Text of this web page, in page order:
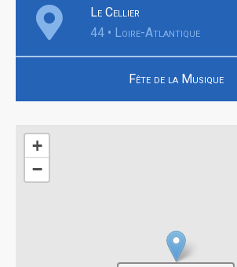
Le Cellier
44 • Loire-Atlantique
Fête de la Musique
+
−